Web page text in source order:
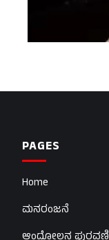
PAGES
Home
ಮನರಂಜನೆ